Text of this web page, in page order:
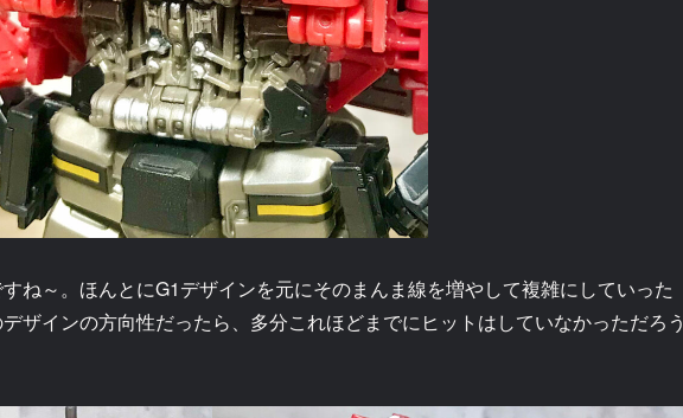
すね～。ほんとにG1デザインを元にそのまんま線を増やして複雑にしていった
ザインの方向性だったら、多分これほどまでにヒットはしていなかっただろう